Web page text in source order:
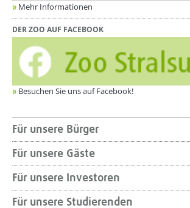
Mehr Informationen
DER ZOO AUF FACEBOOK
Besuchen Sie uns auf Facebook!
Für unsere Bürger
Für unsere Gäste
Für unsere Investoren
Für unsere Studierenden